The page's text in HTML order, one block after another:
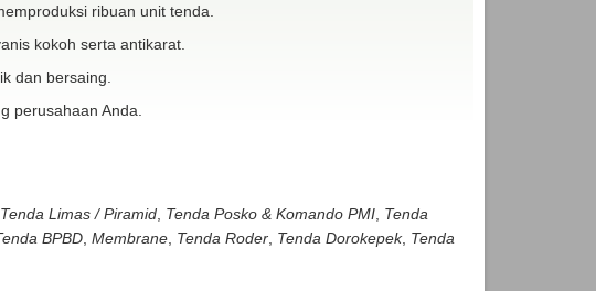
ribuan unit tenda.
kokoh serta antikarat.
dan bersaing.
perusahaan Anda.
Tenda Limas / Piramid, Tenda Posko & Komando PMI, Tenda
BPBD, Membrane, Tenda Roder, Tenda Dorokepek, Tenda